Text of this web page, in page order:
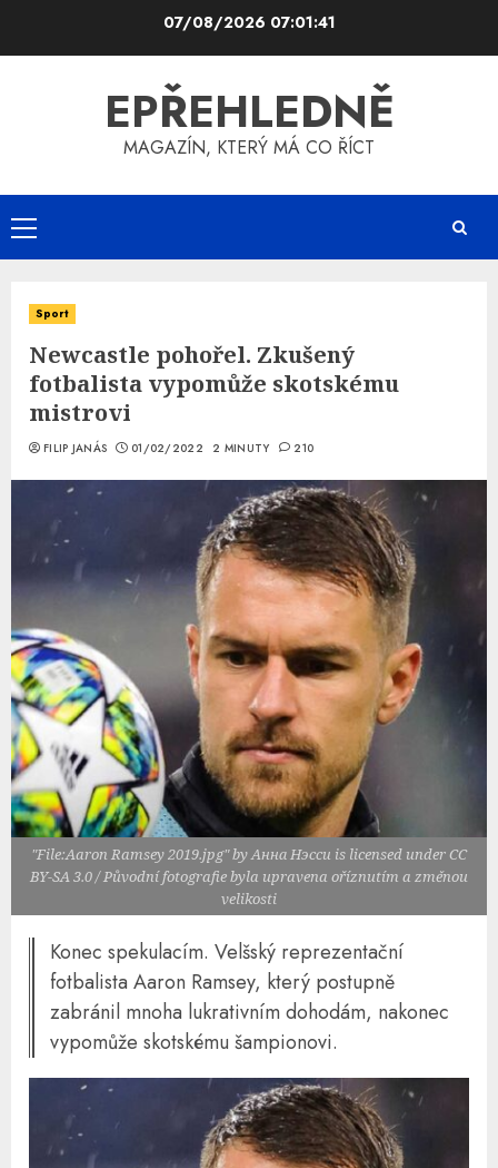
07/08/2026 07:01:42
EPŘEHLEDNĚ
MAGAZÍN, KTERÝ MÁ CO ŘÍCT
Primary
Menu
Sport
Newcastle pohořel. Zkušený
fotbalista vypomůže skotskému
mistrovi
FILIP JANÁS 01/02/2022 2 MINUTY 210
"File:Aaron Ramsey 2019.jpg" by Анна Нэсси is licensed under CC
BY-SA 3.0 / Původní fotografie byla upravena oříznutím a změnou
velikosti
Konec spekulacím. Velšský reprezentační
fotbalista Aaron Ramsey, který postupně
zabránil mnoha lukrativním dohodám, nakonec
vypomůže skotskému šampionovi.